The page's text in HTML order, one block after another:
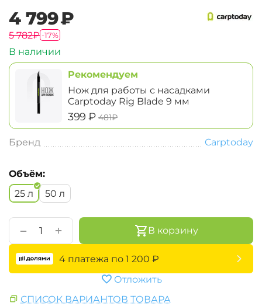
‍4 799‍₽
‍5 782‍₽-17%
В наличии
Рекомендуем
Нож для работы с насадками
Carptoday Rig Blade 9 мм
‍399‍ ₽ ‍481‍₽
Бренд Carptoday
Объём:
25 л
50 л
+
− В корзину
4 платежа по 1 200 ₽
Отложить
СПИСОК ВАРИАНТОВ ТОВАРА